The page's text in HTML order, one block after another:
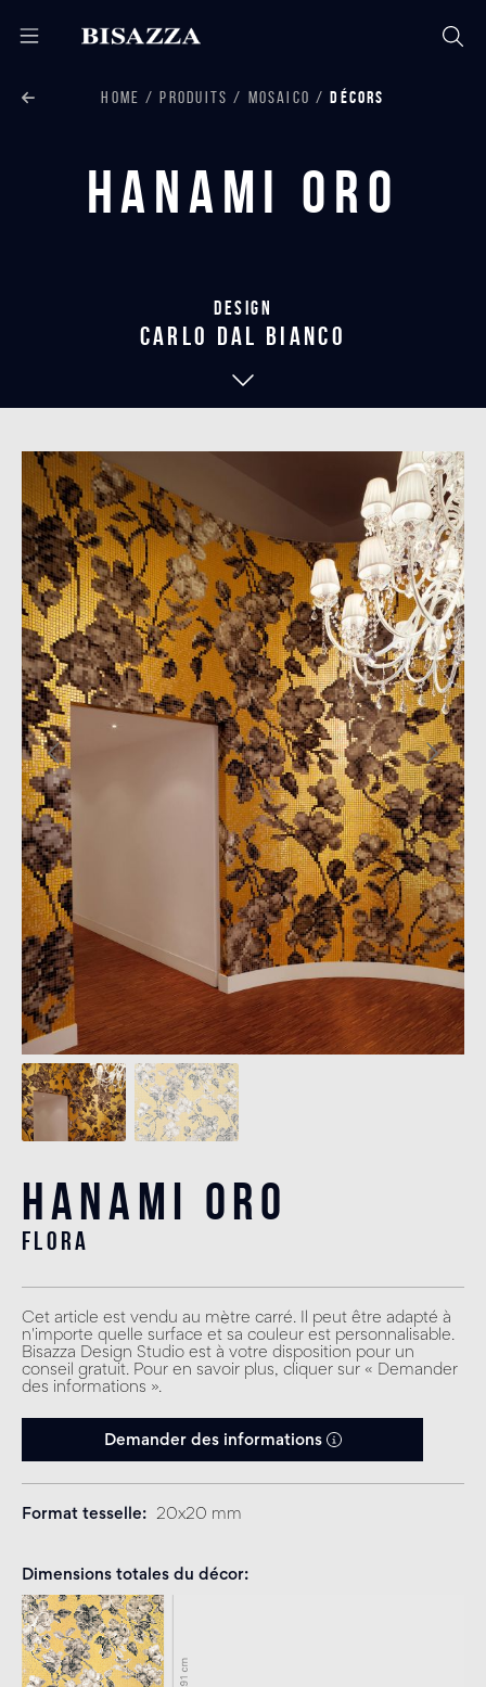
HOME PRODUITS MOSAICO DÉCORS
Hanami Oro
Design
carlo dal bianco
Hanami Oro
flora
Cet article est vendu au mètre carré. Il peut être adapté à
n'importe quelle surface et sa couleur est personnalisable.
Bisazza Design Studio est à votre disposition pour un
conseil gratuit. Pour en savoir plus, cliquer sur « Demander
des informations ».
Demander des informations
Format tesselle 20x20 mm
Dimensions totales du décor